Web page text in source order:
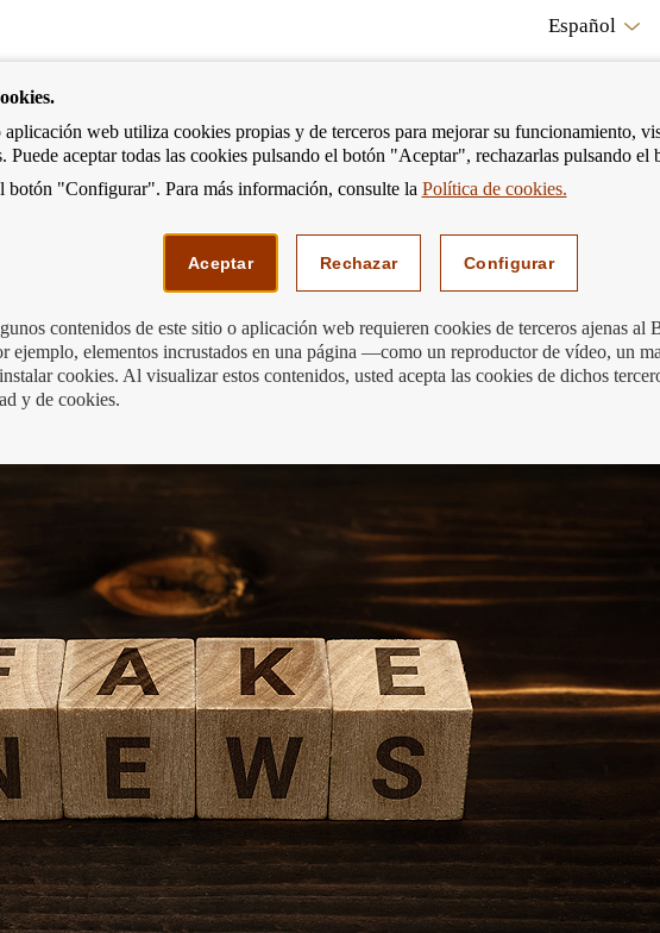
Español
Podemos ayudarte Mostrar
menú
bulos! El Banco de España solo retira los
más
aplicación web utiliza cookies propias y de terceros para mejorar su funcionamiento,
Puede aceptar todas las cookies pulsando el botón "Aceptar", rechazarlas pulsando el
botón "Configurar". Para más información, consulte la Política de cookies.
Aceptar Rechazar Configurar
contenidos de este sitio o aplicación web requieren cookies de terceros ajenas al
ejemplo, elementos incrustados en una página —como un reproductor de vídeo, un
cookies. Al visualizar estos contenidos, usted acepta las cookies de dichos
y de cookies.